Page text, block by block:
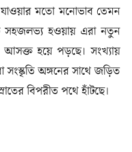
যাওয়ার মতো মনোভাব তেমন
হওয়ায় এরা নতুন
আসক্ত হয়ে পড়ছে। সংখ্যায়
সংস্কৃতি অঙ্গনের সাথে জড়িত
বিপরীত পথে হাঁটছে।